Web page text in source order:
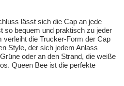
lässt sich die Cap an jede
so bequem und praktisch zu jeder
verleiht die Trucker-Form der Cap
Style, der sich jedem Anlass
oder an den Strand, die weiße
Queen Bee ist die perfekte